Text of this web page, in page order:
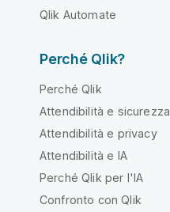
Qlik Automate
Perché Qlik?
Perché Qlik
Attendibilità e sicurezza
Attendibilità e privacy
Attendibilità e IA
Perché Qlik per l'IA
Confronto con Qlik